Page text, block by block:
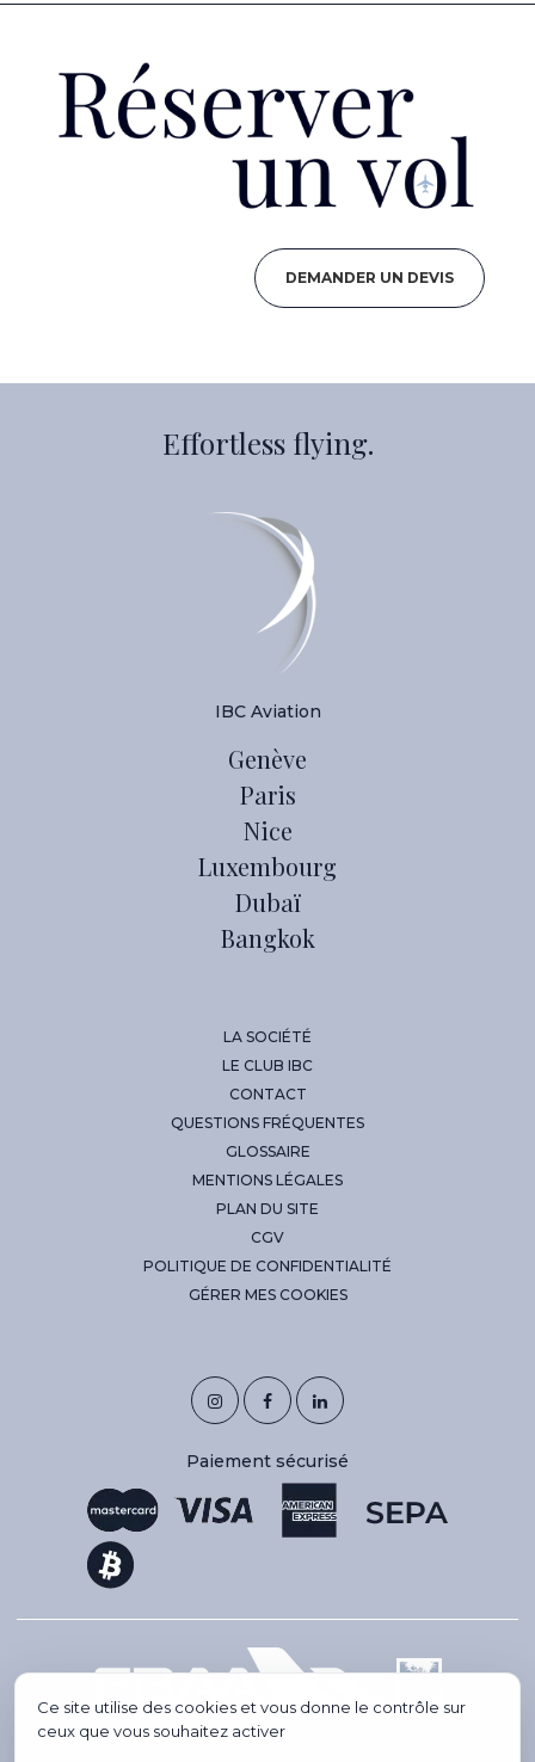
DEMANDER UN DEVIS
Effortless flying.
IBC Aviation
Genève
Paris
Nice
Luxembourg
Dubaï
Bangkok
LA SOCIÉTÉ
LE CLUB IBC
CONTACT
QUESTIONS FRÉQUENTES
GLOSSAIRE
MENTIONS LÉGALES
PLAN DU SITE
CGV
POLITIQUE DE CONFIDENTIALITÉ
GÉRER MES COOKIES
Paiement sécurisé
Ce site utilise des cookies et vous donne le contrôle sur
ceux que vous souhaitez activer